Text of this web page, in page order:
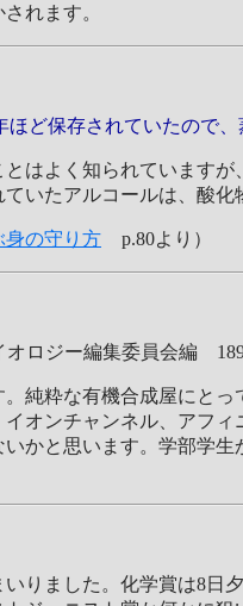
れます。
ど保存されていたので
はよく知られています
いたアルコールは、酸
の守り方 p.80より）
オロジー編集委員会編
純粋な有機合成屋にと
オンチャンネル、アフ
かと思います。学部学
りました。化学賞は8日